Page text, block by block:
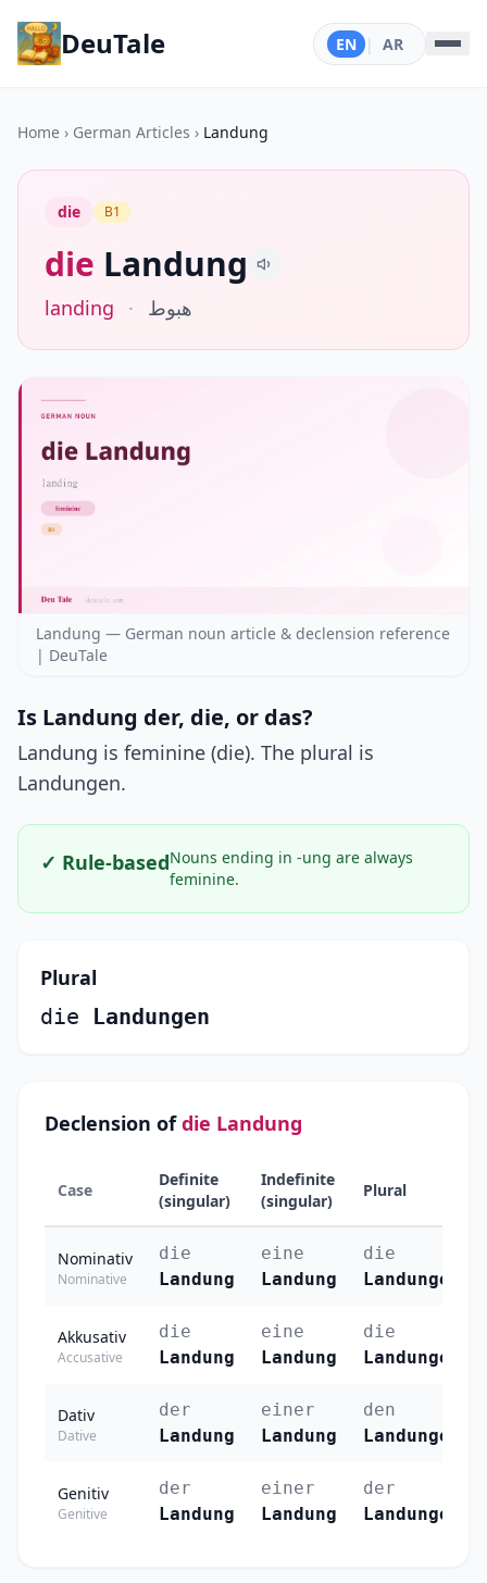
DeuTale EN | AR
Home › German Articles › Landung
die B1
die Landung
landing · هبوط
Landung — German noun article & declension reference
| DeuTale
Is Landung der, die, or das?
Landung is feminine (die). The plural is
Landungen.
✓ Rule-basedNouns ending in -ung are always
feminine.
Plural
die Landungen
Declension ofdie Landung
Case
Definite
(singular)
Indefinite
(singular)
Plural
Nominativ
Nominative
die
Landung
eine
Landung
die
Landungen
Akkusativ
Accusative
die
Landung
eine
Landung
die
Landungen
Dativ
Dative
der
Landung
einer
Landung
den
Landungen
Genitiv
Genitive
der
Landung
einer
Landung
der
Landungen